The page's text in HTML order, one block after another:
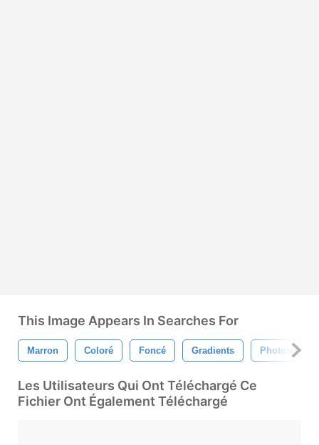
This Image Appears In Searches For
Marron Coloré Foncé Gradients Photoshop
Les Utilisateurs Qui Ont Téléchargé Ce
Fichier Ont Également Téléchargé